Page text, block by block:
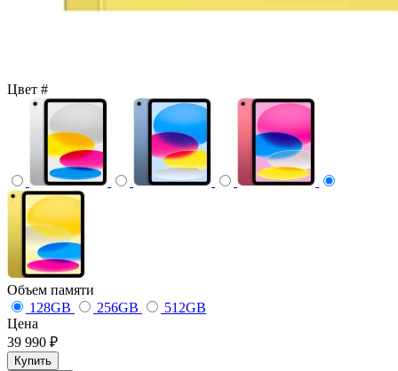
Цвет #
Объем памяти
128GB
256GB
512GB
Цена
39 990 ₽
Купить